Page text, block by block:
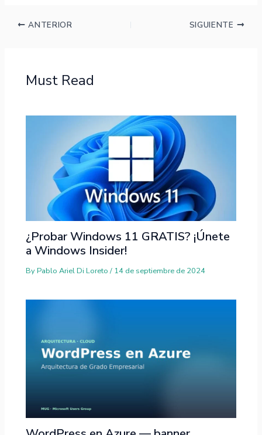
ANTERIOR SIGUIENTE
Must Read
¿Probar Windows 11 GRATIS? ¡Únete
a Windows Insider!
ByPablo Ariel Di Loreto/ 14 de septiembre de 2024